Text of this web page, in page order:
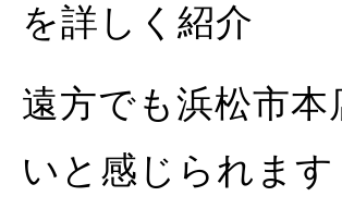
を詳しく紹介
遠方でも浜松市
いと感じられます